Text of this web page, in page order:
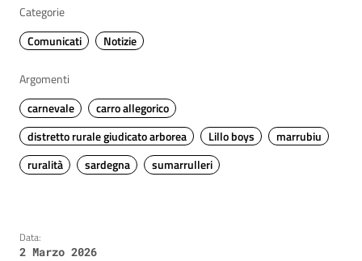
Categorie
Comunicati
Notizie
Argomenti
carnevale
carro allegorico
distretto rurale giudicato arborea
Lillo boys
marrubiu
ruralità
sardegna sumarrulleri
Data:
2 Marzo 2026